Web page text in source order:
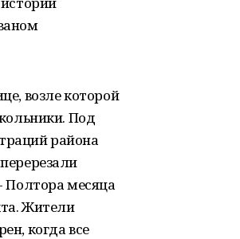
возле которой
Под
района
Полтора месяца
Жители
когда все